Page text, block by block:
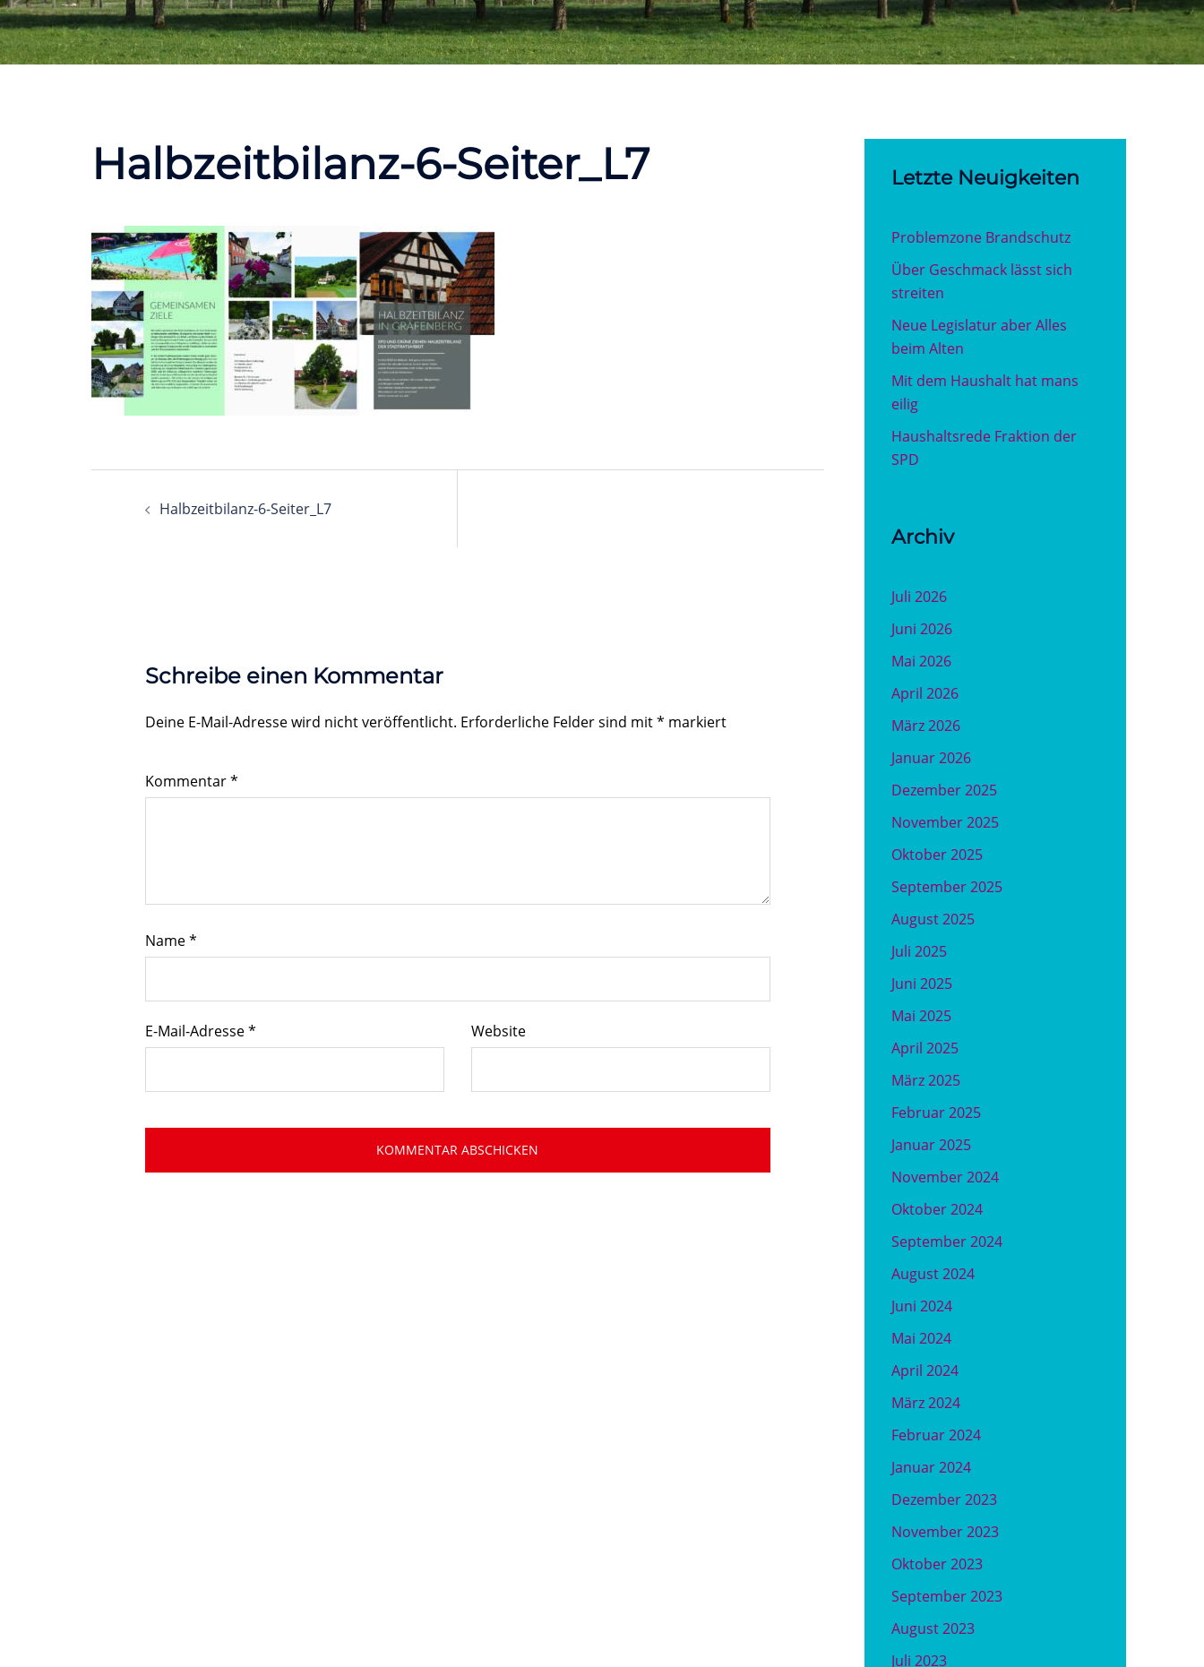
Halbzeitbilanz-6-Seiter_L7
Halbzeitbilanz-6-Seiter_L7
Schreibe einen Kommentar
Deine E-Mail-Adresse wird nicht veröffentlicht. Erforderliche Felder sind mit* markiert
Kommentar*
Name*
E-Mail-Adresse* Website
Letzte Neuigkeiten
Problemzone Brandschutz
Über Geschmack lässt sich
streiten
Neue Legislatur aber Alles
beim Alten
Mit dem Haushalt hat mans
eilig
Haushaltsrede Fraktion der
SPD
Archiv
Juli 2026
Juni 2026
Mai 2026
April 2026
März 2026
Januar 2026
Dezember 2025
November 2025
Oktober 2025
September 2025
August 2025
Juli 2025
Juni 2025
Mai 2025
April 2025
März 2025
Februar 2025
Januar 2025
November 2024
Oktober 2024
September 2024
August 2024
Juni 2024
Mai 2024
April 2024
März 2024
Februar 2024
Januar 2024
Dezember 2023
November 2023
Oktober 2023
September 2023
August 2023
Juli 2023